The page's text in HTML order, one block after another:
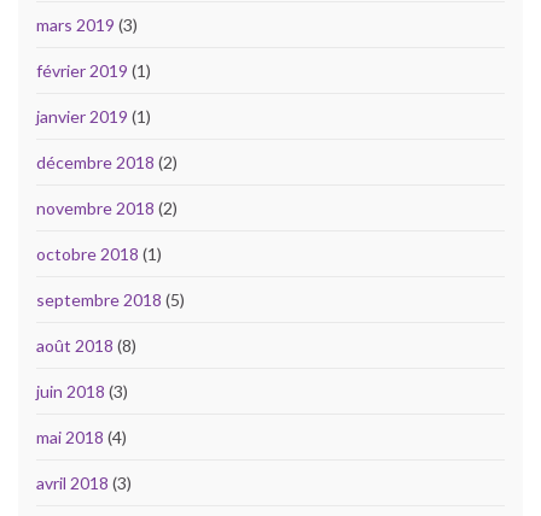
mars 2019 (3)
février 2019 (1)
janvier 2019 (1)
décembre 2018 (2)
novembre 2018 (2)
octobre 2018 (1)
septembre 2018 (5)
août 2018 (8)
juin 2018 (3)
mai 2018 (4)
avril 2018 (3)